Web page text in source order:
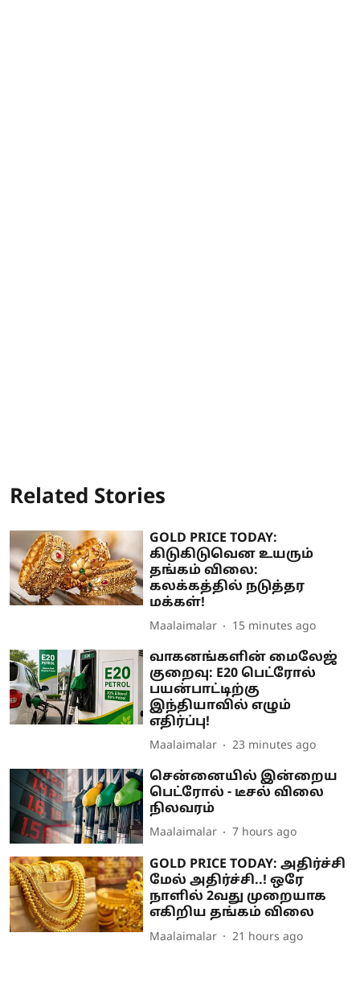
Related Stories
GOLD PRICE TODAY:
கிடுகிடுவென உயரும்
தங்கம் விலை:
கலக்கத்தில் நடுத்தர
மக்கள்!
Maalaimalar 15 minutes ago
வாகனங்களின் மைலேஜ்
குறைவு: E20 பெட்ரோல்
பயன்பாட்டிற்கு
இந்தியாவில் எழும்
எதிர்ப்பு!
Maalaimalar 23 minutes ago
சென்னையில் இன்றைய
பெட்ரோல் - டீசல் விலை
நிலவரம்
Maalaimalar 7 hours ago
GOLD PRICE TODAY: அதிர்ச்சி
மேல் அதிர்ச்சி..! ஒரே
நாளில் 2வது முறையாக
எகிறிய தங்கம் விலை
Maalaimalar 21 hours ago